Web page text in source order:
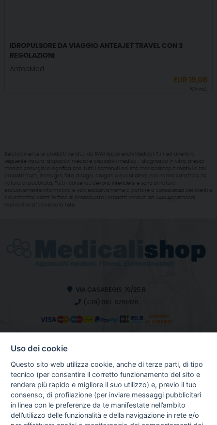
IDROPULSORE DA VIAGGIO ANTEAJET TRAVEL CON 3
REGOLAZIONI
AnteaMed
EUR19,08
IVA incl.
Relativamente ai prodotti venduti da RAM Apparecchi Medicali S.r.l. ed aventi la
seguente natura: dispositivi medici e dispositivi medico – diagnostici in vitro, presidi
medico chirurgici si significa che: tutti i contenuti del sito medicalishop.it relativi a tali
prodotti (testi, immagini, foto, disegni, allegati e quant’altro) non hanno carattere né
natura di pubblicità. Tutti i contenuti devono intendersi e sono di natura
esclusivamente informativa e volti esclusivamente a portare a conoscenza dei clienti e
dei potenziali clienti in fase di preacquisto i prodotti venduti da RAM Apparecchi
Medicali srl attraverso la rete.
VIA CASAREGIS, 19/25 R
(+39) 010-5761476
HOME
CHI SIAMO
NOTIZIE
CONTATTI
Uso dei cookie
Questo sito web utilizza cookie, anche di terze parti, di tipo
tecnico (per consentire il corretto funzionamento del sito e
rendere più rapido e migliore il suo utilizzo) e, previo il tuo
consenso, di profilazione (per inviare messaggi pubblicitari
in linea con le preferenze da te manifestate nell’ambito
dell’utilizzo delle funzionalità e della navigazione in rete e/o